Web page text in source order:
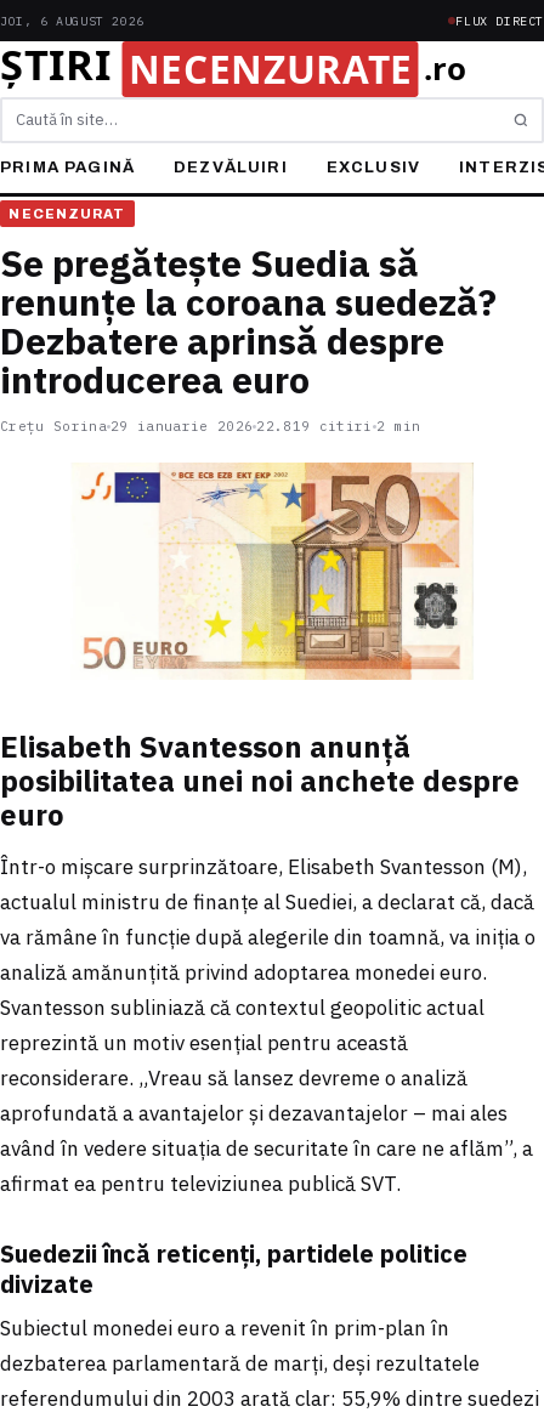
JOI, 6 AUGUST 2026 FLUX DIRECT
Caută
PRIMA PAGINĂ DEZVĂLUIRI EXCLUSIV
NECENZURAT
Se pregătește Suedia să
renunțe la coroana suedeză?
Dezbatere aprinsă despre
introducerea euro
Crețu Sorina 29 ianuarie 2026 22.819 citiri 2 min
Elisabeth Svantesson anunță
posibilitatea unei noi anchete despre
euro
Într-o mișcare surprinzătoare, Elisabeth Svantesson (M),
actualul ministru de finanțe al Suediei, a declarat că, dacă
va rămâne în funcție după alegerile din toamnă, va iniția o
analiză amănunțită privind adoptarea monedei euro.
Svantesson subliniază că contextul geopolitic actual
reprezintă un motiv esențial pentru această
reconsiderare. „Vreau să lansez devreme o analiză
aprofundată a avantajelor și dezavantajelor – mai ales
având în vedere situația de securitate în care ne aflăm”, a
afirmat ea pentru televiziunea publică SVT.
Suedezii încă reticenți, partidele politice
divizate
Subiectul monedei euro a revenit în prim-plan în
dezbaterea parlamentară de marți, deși rezultatele
referendumului din 2003 arată clar: 55,9% dintre suedezi